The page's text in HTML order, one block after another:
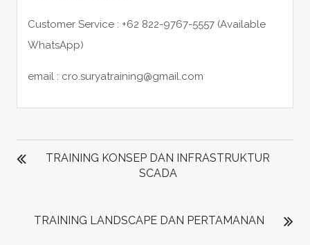
Customer Service : +62 822-9767-5557 (Available
WhatsApp)
email : cro.suryatraining@gmail.com
POST
NAVIGATION
TRAINING KONSEP DAN INFRASTRUKTUR
SCADA
TRAINING LANDSCAPE DAN PERTAMANAN